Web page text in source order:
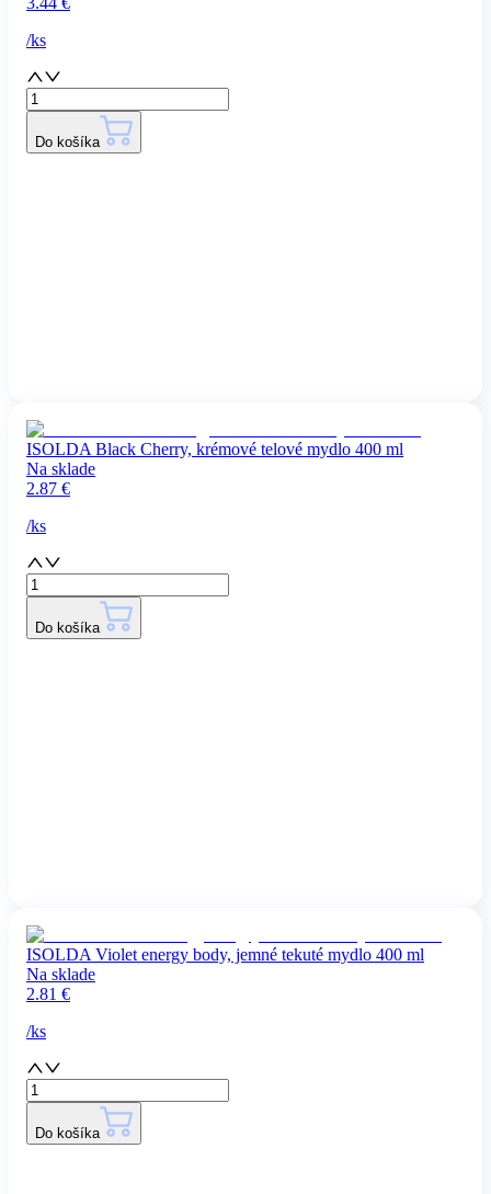
/ks
Do košíka
ISOLDA Black Cherry, krémové telové mydlo 400 ml
Na sklade
2.87 €
/ks
Do košíka
ISOLDA Violet energy body, jemné tekuté mydlo 400 ml
Na sklade
2.81 €
/ks
Do košíka